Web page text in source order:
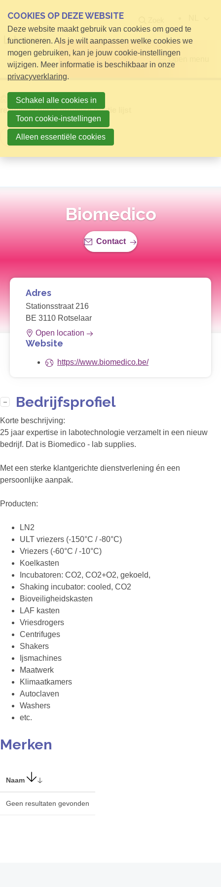
Open menu
HomeInfo voor Bezoekers
relatielijst detail publieke relatie lijst
Terug naar overzicht
Biomedico
Contact
Adres
Stationsstraat 216
BE 3110 Rotselaar
Open location
Website
https://www.biomedico.be/
Bedrijfsprofiel
Korte beschrijving:
25 jaar expertise in labotechnologie verzamelt in een nieuw
bedrijf. Dat is Biomedico - lab supplies.
Met een sterke klantgerichte dienstverlening én een
persoonlijke aanpak.
Producten:
LN2
ULT vriezers (-150°C / -80°C)
Vriezers (-60°C / -10°C)
Koelkasten
Incubatoren: CO2, CO2+O2, gekoeld,
Shaking incubator: cooled, CO2
Bioveiligheidskasten
LAF kasten
Vriesdrogers
Centrifuges
Shakers
Ijsmachines
Maatwerk
Klimaatkamers
Autoclaven
Washers
etc.
Merken
Naam
Geen resultaten gevonden
COOKIES OP DEZE WEBSITE
Deze website maakt gebruik van cookies om goed te
functioneren. Als je wilt aanpassen welke cookies we
mogen gebruiken, kan je jouw cookie-instellingen
wijzigen. Meer informatie is beschikbaar in onze
privacyverklaring.
Schakel alle cookies in
Toon cookie-instellingen
Alleen essentiële cookies